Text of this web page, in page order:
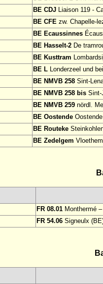
BE CDJ Liaison 119 -
BE CFE zw. Chapelle-
BE Ecaussinnes
BE Hasselt-2 De
BE Kusttram
BE L Londerzeel und
BE NMVB 258 Sint-
BE NMVB 258 bis Sint-
BE NMVB 259 nördl.
BE Oostende
BE Routeke
BE Zedelgem
FR 08.01 Monthermé
FR 54.06 Signeulx